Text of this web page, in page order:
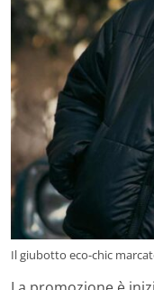
Il giubotto eco-chic